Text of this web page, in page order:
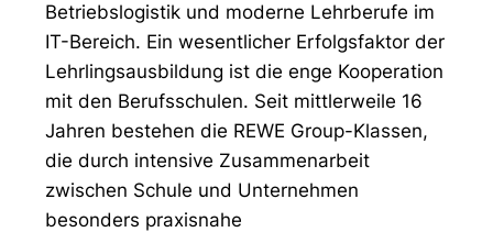
Betriebslogistik und moderne Lehrberufe im
IT-Bereich. Ein wesentlicher Erfolgsfaktor der
Lehrlingsausbildung ist die enge Kooperation
mit den Berufsschulen. Seit mittlerweile 16
Jahren bestehen die REWE Group-Klassen,
die durch intensive Zusammenarbeit
zwischen Schule und Unternehmen
besonders praxisnahe